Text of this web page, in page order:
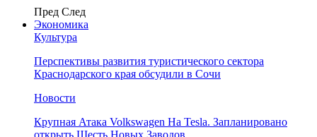
Пред След
Экономика
Культура
Перспективы развития туристического сектора
Краснодарского края обсудили в Сочи
Новости
Крупная Атака Volkswagen На Tesla. Запланировано
открыть Шесть Новых Заводов